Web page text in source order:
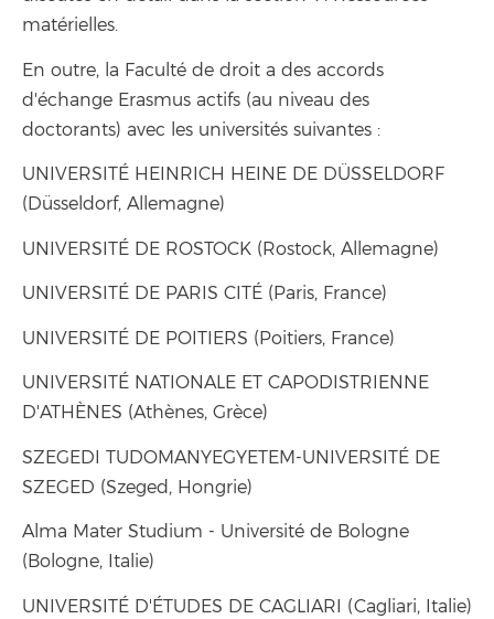
matérielles.
En outre, la Faculté de droit a des accords
d'échange Erasmus actifs (au niveau des
doctorants) avec les universités suivantes :
UNIVERSITÉ HEINRICH HEINE DE DÜSSELDORF
(Düsseldorf, Allemagne)
UNIVERSITÉ DE ROSTOCK (Rostock, Allemagne)
UNIVERSITÉ DE PARIS CITÉ (Paris, France)
UNIVERSITÉ DE POITIERS (Poitiers, France)
UNIVERSITÉ NATIONALE ET CAPODISTRIENNE
D'ATHÈNES (Athènes, Grèce)
SZEGEDI TUDOMANYEGYETEM-UNIVERSITÉ DE
SZEGED (Szeged, Hongrie)
Alma Mater Studium - Université de Bologne
(Bologne, Italie)
UNIVERSITÉ D'ÉTUDES DE CAGLIARI (Cagliari, Italie)